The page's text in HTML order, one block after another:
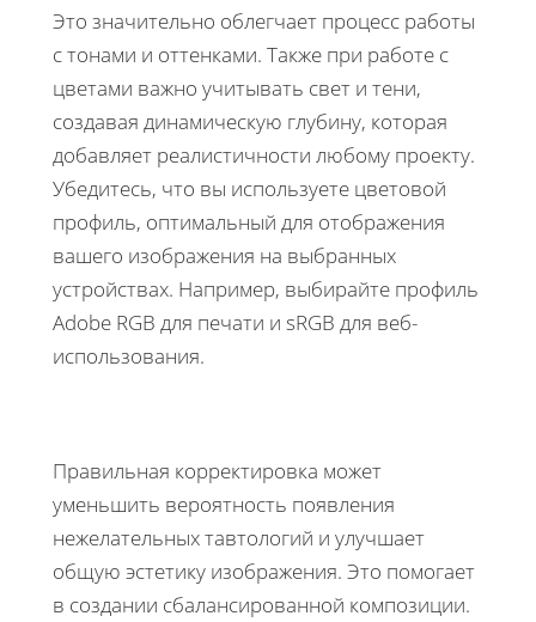
Это значительно облегчает процесс работы
с тонами и оттенками. Также при работе с
цветами важно учитывать свет и тени,
создавая динамическую глубину, которая
добавляет реалистичности любому проекту.
Убедитесь, что вы используете цветовой
профиль, оптимальный для отображения
вашего изображения на выбранных
устройствах. Например, выбирайте профиль
Adobe RGB для печати и sRGB для веб-
использования.
Правильная корректировка может
уменьшить вероятность появления
нежелательных тавтологий и улучшает
общую эстетику изображения. Это помогает
в создании сбалансированной композиции.